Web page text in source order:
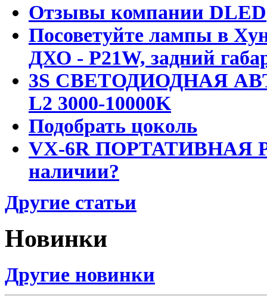
Отзывы компании DLED
Посоветуйте лампы в
ДХО - P21W, задний
3S СВЕТОДИОДНАЯ
L2 3000-10000K
Подобрать цоколь
VX-6R ПОРТАТИВНАЯ
наличии?
Другие статьи
Новинки
Другие новинки